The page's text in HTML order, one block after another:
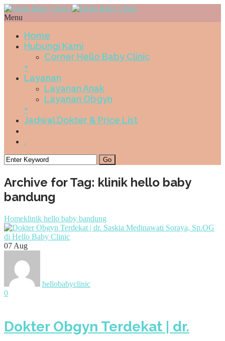
Menu
Home
Hubungi Kami
Corner Hello Baby Clinic
+
Layanan
Layanan Anak
Layanan Obgyn
+
Jadwal Dokter & Price List
.
Archive for Tag: klinik hello baby
bandung
Homeklinik hello baby bandung
07 Aug
hellobabyclinic
0
Dokter Obgyn Terdekat | dr.